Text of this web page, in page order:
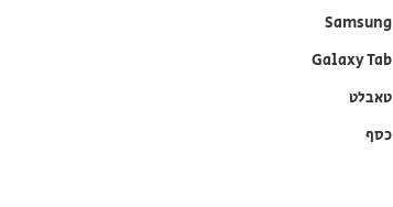
Samsung
Galaxy Tab
טאבלט
כסף